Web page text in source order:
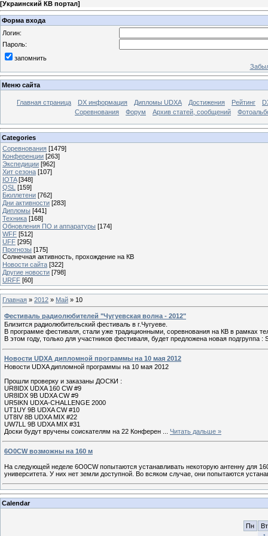
[Украинский КВ портал]
Форма входа
Логин:
Пароль:
запомнить
Меню сайта
Главная страница DX информация Дипломы UDXA Достижения Рейтинг
Соревнования
Форум Архив статей, сообщений
Categories
Соревнования [1479]
Конференции [263]
Экспедиции [962]
Хит сезона [107]
IOTA [348]
QSL [159]
Бюллетени [762]
Дни активности [283]
Дипломы [441]
Техника [168]
Обновления ПО и аппаратуры [174]
WFF [512]
UFF [295]
Прогнозы [175]
Солнечная активность, прохождение на КВ
Новости сайта [322]
Другие новости [798]
URFF [60]
Главная » 2012 » Май » 10
Фестиваль радиолюбителей "Чугуевская волна - 2012"
Близится радиолюбительский фестиваль в г.Чугуеве.
В программе фестиваля, стали уже традиционными, соревнования на КВ в рамках
В этом году, только для участников фестиваля, будет предложена новая подгруппа
Новости UDXA дипломной программы на 10 мая 2012
Новости UDXA дипломной программы на 10 мая 2012
Прошли проверку и заказаны ДОСКИ :
UR8IDX UDXA 160 CW #9
UR8IDX 9B UDXA CW #9
UR5IKN UDXA-CHALLENGE 2000
UT1UY 9B UDXA CW #10
UT8IV 8B UDXA MIX #22
UW7LL 9B UDXA MIX #31
Доски будут вручены соискателям на 22 Конферен
Читать дальше »
6O0CW возможны на 160 м
На следующей неделе 6O0CW попытаются устанавливать некоторую антенну для
университета. У них нет земли доступной. Во всяком случае, они попытаются
Calendar
Пн
Вт